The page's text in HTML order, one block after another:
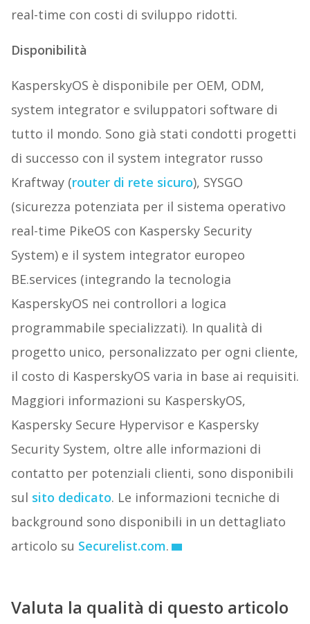
real-time con costi di sviluppo ridotti.
Disponibilità
KasperskyOS è disponibile per OEM, ODM,
system integrator e sviluppatori software di
tutto il mondo. Sono già stati condotti progetti
di successo con il system integrator russo
Kraftway (router di rete sicuro), SYSGO
(sicurezza potenziata per il sistema operativo
real-time PikeOS con Kaspersky Security
System) e il system integrator europeo
BE.services (integrando la tecnologia
KasperskyOS nei controllori a logica
programmabile specializzati). In qualità di
progetto unico, personalizzato per ogni cliente,
il costo di KasperskyOS varia in base ai requisiti.
Maggiori informazioni su KasperskyOS,
Kaspersky Secure Hypervisor e Kaspersky
Security System, oltre alle informazioni di
contatto per potenziali clienti, sono disponibili
sul sito dedicato. Le informazioni tecniche di
background sono disponibili in un dettagliato
articolo su Securelist.com.
Valuta la qualità di questo articolo